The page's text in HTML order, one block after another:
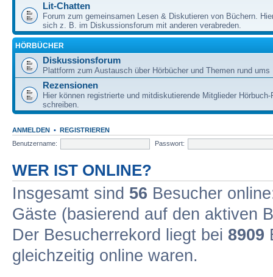
Lit-Chatten
Forum zum gemeinsamen Lesen & Diskutieren von Büchern.
sich z. B. im Diskussionsforum mit anderen verabreden.
HÖRBÜCHER
Diskussionsforum
Plattform zum Austausch über Hörbücher und Themen rund ums
Rezensionen
Hier können registrierte und mitdiskutierende Mitglieder Hörbuch-
schreiben.
ANMELDEN • REGISTRIEREN
Benutzername:
Passwort:
WER IST ONLINE?
Insgesamt sind 56 Besucher
Gäste (basierend auf den aktiven
Der Besucherrekord liegt bei 8909
gleichzeitig online waren.